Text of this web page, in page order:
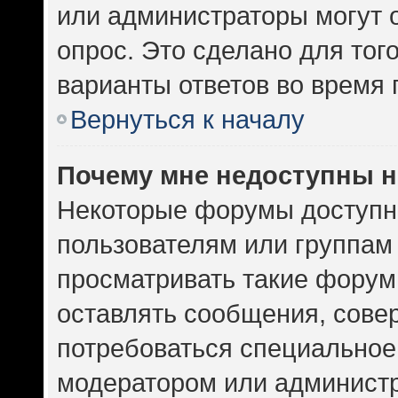
или администраторы могут
опрос. Это сделано для
варианты ответов во время
Вернуться к началу
Почему мне недоступны
Некоторые форумы
пользователям или
просматривать такие
оставлять сообщения,
потребоваться
модератором или